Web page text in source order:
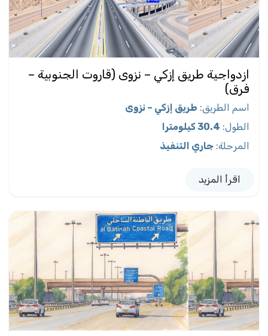
ازدواجية طريق إزكي – نزوى (قاروت الجنوبية –
فرق)
اسم الطريق: طريق إزكي – نزوى
الطول: 30.4 كيلومترا
المرحلة: جاري التنفيذ
اقرأ المزيد